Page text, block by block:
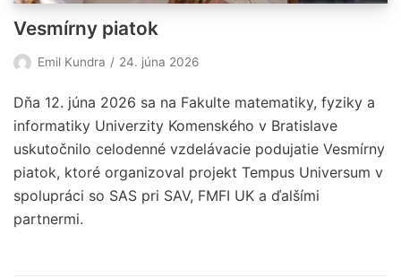
Vesmírny piatok
Emil Kundra 24. júna 2026
Dňa 12. júna 2026 sa na Fakulte matematiky, fyziky a
informatiky Univerzity Komenského v Bratislave
uskutočnilo celodenné vzdelávacie podujatie Vesmírny
piatok, ktoré organizoval projekt Tempus Universum v
spolupráci so SAS pri SAV, FMFI UK a ďalšími
partnermi.